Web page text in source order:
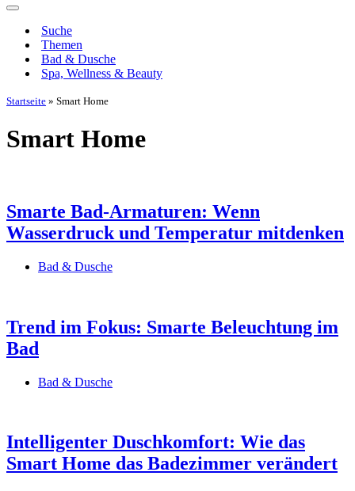
Navigationsmenü
Suche
Themen
Bad & Dusche
Spa, Wellness & Beauty
Startseite » Smart Home
Smart Home
Smarte Bad-Armaturen: Wenn
Wasserdruck und Temperatur mitdenken
Bad & Dusche
Trend im Fokus: Smarte Beleuchtung im
Bad
Bad & Dusche
Intelligenter Duschkomfort: Wie das
Smart Home das Badezimmer verändert